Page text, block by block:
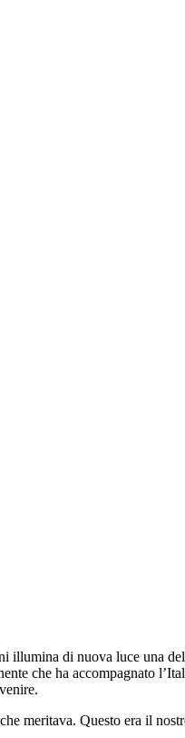
illumina di nuova luce una
che ha accompagnato
meritava. Questo era il